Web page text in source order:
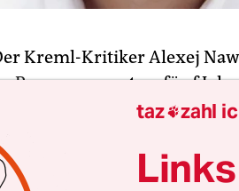
Kreml-Kritiker Alexej
Prozesserneut zu fünf
Ein Gericht in der
Blogger und
schuldig.
der für März 2018
taz zahl